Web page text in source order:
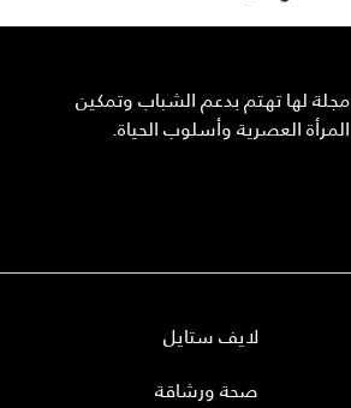
مجلة لها تهتم بدعم الشباب وتمكين
المرأة العصرية وأسلوب الحياة.
لايف ستايل
صحة ورشاقة